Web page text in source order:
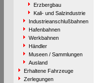
Erzbergbau
Kali- und Salzindustrie
Industrieanschlußbahnen
Hafenbahnen
Werkbahnen
Händler
Museen / Sammlungen
Ausland
Erhaltene Fahrzeuge
Zerlegungen